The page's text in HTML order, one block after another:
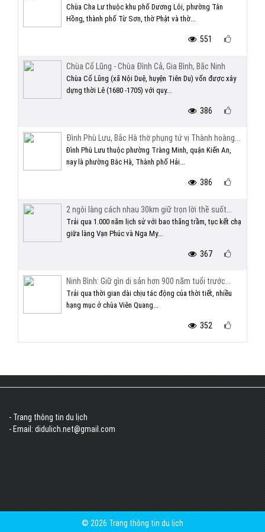
Chùa Cha Lư thuộc khu phố Dương Lôi, phường Tân
Hồng, thành phố Từ Sơn, thờ Phật và thờ...
551
Chùa Cổ Lũng - Chùa Đình Cả, Gia Bình, Bắc Ninh
Chùa Cổ Lũng (xã Nội Duệ, huyện Tiên Du) vốn được xây
dựng thời Lê (1680 -1705) với quy...
386
Đình Phù Lưu, Bắc Hà thờ phụng tứ vị Thành hoàng...
Đình Phù Lưu thuộc phường Tràng Minh, quận Kiến An,
nay là phường Bắc Hà, Thành phố Hải...
386
2 ngôi làng cách nhau 30km giữ trọn lời thề suốt...
Trải qua 1.000 năm lịch sử với bao thăng trầm, tục kết chạ
giữa làng Vạn Phúc và Nga My...
367
Ninh Bình: Giữ gìn di sản hơn 900 năm tuổi trước...
Trải qua thời gian dài chịu tác động của thời tiết, nhiều
hạng mục ở chùa Viên Quang...
352
- Trang thông tin du lịch
- Email: didulich.net@gmail.com
© 2026 Trang thông tin du lịch